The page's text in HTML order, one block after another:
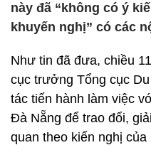
này đã “không có ý
khuyến nghị” có các
Như tin đã đưa, chiều
cục trưởng Tổng cục
tác tiến hành làm việc
Đà Nẵng để trao đổi,
quan theo kiến nghị của